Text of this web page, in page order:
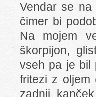
Vendar se
čimer bi
Na mojem
škorpijon,
vseh pa je bil
fritezi z oljem
zadnji